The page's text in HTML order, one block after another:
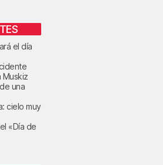
el día
Muskiz
una
cielo muy
«Día de